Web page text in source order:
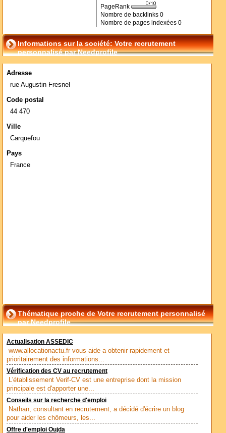
PageRank
Nombre de backlinks 0
Nombre de pages indexées 0
Informations sur la société: Votre recrutement
personnalisé par Needprofile
Adresse
rue Augustin Fresnel
Code postal
44 470
Ville
Carquefou
Pays
France
Thématique proche de Votre recrutement personnalisé
par Needprofile
Actualisation ASSEDIC
www.allocationactu.fr vous aide a obtenir rapidement et
prioritairement des informations...
Vérification des CV au recrutement
L'établissement Verif-CV est une entreprise dont la mission
principale est d'apporter une...
Conseils sur la recherche d'emploi
Nathan, consultant en recrutement, a décidé d'écrire un blog
pour aider les chômeurs, les...
Offre d'emploi Oujda